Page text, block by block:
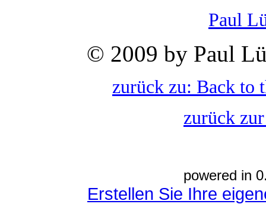
Paul
© 2009 by Paul
zurück zu: Back to
zurück
powered in
Erstellen Sie Ihre